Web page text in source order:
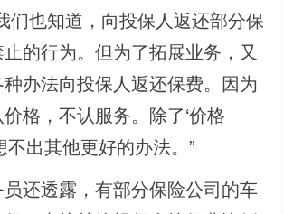
们也知道，向投保人返还部分保
的行为。但为了拓展业务，又
办法向投保人返还保费。因为
格，不认服务。除了‘价格
不出其他更好的办法。”
透露，有部分保险公司的车